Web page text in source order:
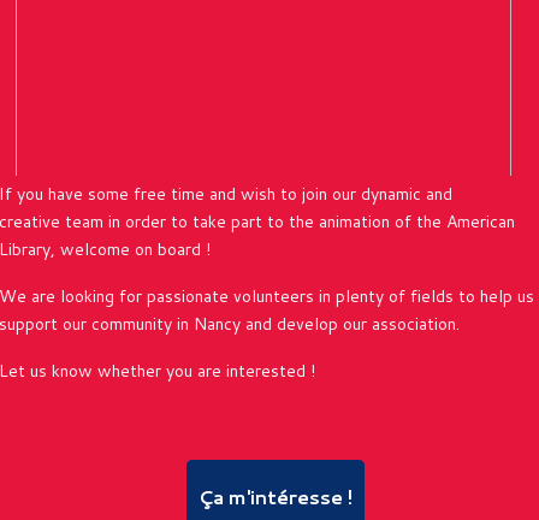
you have some free time and wish to join our dynamic and
team in order to take part to the animation of the American
welcome on board !
are looking for passionate volunteers in plenty of fields to help us
our community in Nancy and develop our association.
us know whether you are interested !
Ça m'intéresse !